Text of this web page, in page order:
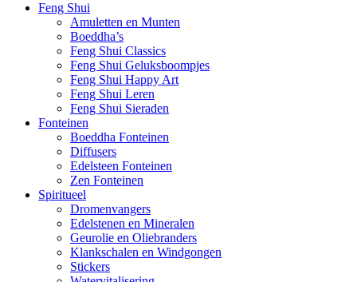
Feng Shui
Amuletten en Munten
Boeddha’s
Feng Shui Classics
Feng Shui Geluksboompjes
Feng Shui Happy Art
Feng Shui Leren
Feng Shui Sieraden
Fonteinen
Boeddha Fonteinen
Diffusers
Edelsteen Fonteinen
Zen Fonteinen
Spiritueel
Dromenvangers
Edelstenen en Mineralen
Geurolie en Oliebranders
Klankschalen en Windgongen
Stickers